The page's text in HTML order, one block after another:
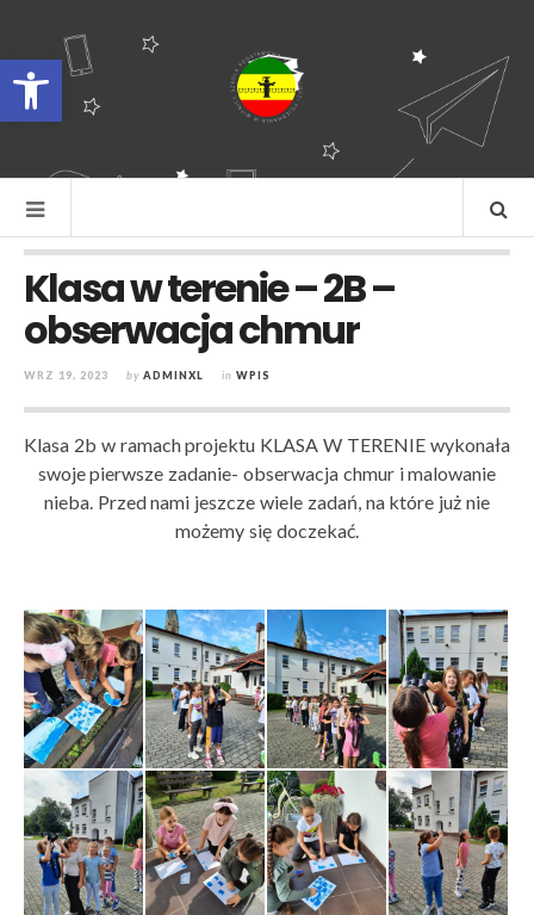
Otwórz pasek narzędzi
Klasa w terenie – 2B –
obserwacja chmur
WRZ 19, 2023 by ADMINXL in WPIS
Klasa 2b w ramach projektu KLASA W TERENIE wykonała
swoje pierwsze zadanie- obserwacja chmur i malowanie
nieba. Przed nami jeszcze wiele zadań, na które już nie
możemy się doczekać.